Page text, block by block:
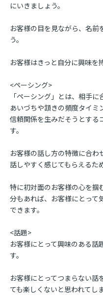
にいきましょう。
お客様の目を見ながら、名前
う。
お客様はきっと自分に興味を
<ペーシング>
「ペーシング」とは、相手に
あいづちや頷きの頻度タイミ
信頼関係を生みだそうとする
す。
お客様の話し方の特徴に合わ
話しやすく感じてもらえるた
特に初対面のお客様の心を掴
分もあれば、お客様にとって
できます。
<話題>
お客様にとって興味のある話
す。
お客様にとってつまらない話
ても楽しくないと思われてし